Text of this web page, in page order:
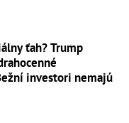
ťah? Trump
investori nemajú